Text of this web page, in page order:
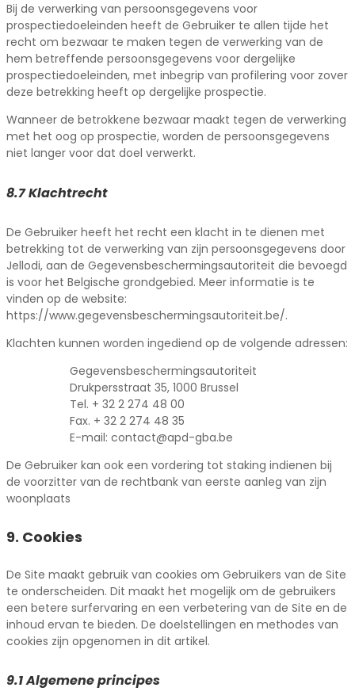
Bij de verwerking van persoonsgegevens voor
prospectiedoeleinden heeft de Gebruiker te allen tijde het
recht om bezwaar te maken tegen de verwerking van de
hem betreffende persoonsgegevens voor dergelijke
prospectiedoeleinden, met inbegrip van profilering voor zover
deze betrekking heeft op dergelijke prospectie.
Wanneer de betrokkene bezwaar maakt tegen de verwerking
met het oog op prospectie, worden de persoonsgegevens
niet langer voor dat doel verwerkt.
8.7 Klachtrecht
De Gebruiker heeft het recht een klacht in te dienen met
betrekking tot de verwerking van zijn persoonsgegevens door
Jellodi, aan de Gegevensbeschermingsautoriteit die bevoegd
is voor het Belgische grondgebied. Meer informatie is te
vinden op de website:
https://www.gegevensbeschermingsautoriteit.be/.
Klachten kunnen worden ingediend op de volgende adressen:
Gegevensbeschermingsautoriteit
Drukpersstraat 35, 1000 Brussel
Tel. + 32 2 274 48 00
Fax. + 32 2 274 48 35
E-mail: contact@apd-gba.be
De Gebruiker kan ook een vordering tot staking indienen bij
de voorzitter van de rechtbank van eerste aanleg van zijn
woonplaats
9. Cookies
De Site maakt gebruik van cookies om Gebruikers van de Site
te onderscheiden. Dit maakt het mogelijk om de gebruikers
een betere surfervaring en een verbetering van de Site en de
inhoud ervan te bieden. De doelstellingen en methodes van
cookies zijn opgenomen in dit artikel.
9.1 Algemene principes